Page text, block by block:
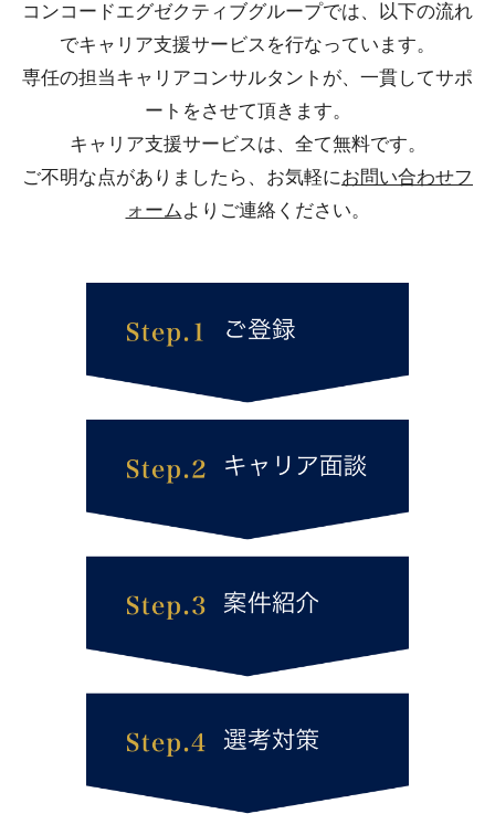
コンコードエグゼクティブグループでは、以下の流れ
でキャリア支援サービスを行なっています。
専任の担当キャリアコンサルタントが、一貫してサポ
ートをさせて頂きます。
キャリア支援サービスは、全て無料です。
ご不明な点がありましたら、お気軽にお問い合わせフ
ォームよりご連絡ください。